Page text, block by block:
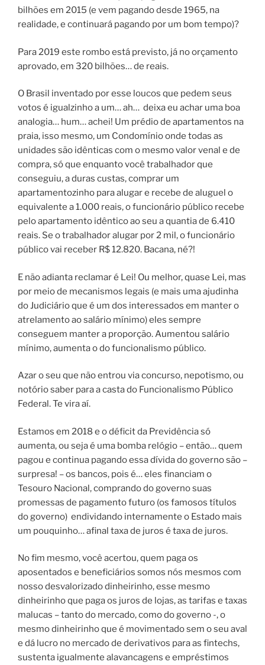
bilhões em 2015 (e vem pagando desde 1965, na
realidade, e continuará pagando por um bom tempo)?
Para 2019 este rombo está previsto, já no orçamento
aprovado, em 320 bilhões… de reais.
O Brasil inventado por esse loucos que pedem seus
votos é igualzinho a um… ah… deixa eu achar uma boa
analogia… hum… achei! Um prédio de apartamentos na
praia, isso mesmo, um Condomínio onde todas as
unidades são idênticas com o mesmo valor venal e de
compra, só que enquanto você trabalhador que
conseguiu, a duras custas, comprar um
apartamentozinho para alugar e recebe de aluguel o
equivalente a 1.000 reais, o funcionário público recebe
pelo apartamento idêntico ao seu a quantia de 6.410
reais. Se o trabalhador alugar por 2 mil, o funcionário
público vai receber R$ 12.820. Bacana, né?!
E não adianta reclamar é Lei! Ou melhor, quase Lei, mas
por meio de mecanismos legais (e mais uma ajudinha
do Judiciário que é um dos interessados em manter o
atrelamento ao salário mínimo) eles sempre
conseguem manter a proporção. Aumentou salário
mínimo, aumenta o do funcionalismo público.
Azar o seu que não entrou via concurso, nepotismo, ou
notório saber para a casta do Funcionalismo Público
Federal. Te vira aí.
Estamos em 2018 e o déficit da Previdência só
aumenta, ou seja é uma bomba relógio – então… quem
pagou e continua pagando essa dívida do governo são –
surpresa! – os bancos, pois é… eles financiam o
Tesouro Nacional, comprando do governo suas
promessas de pagamento futuro (os famosos títulos
do governo) endividando internamente o Estado mais
um pouquinho… afinal taxa de juros é taxa de juros.
No fim mesmo, você acertou, quem paga os
aposentados e beneficiários somos nós mesmos com
nosso desvalorizado dinheirinho, esse mesmo
dinheirinho que paga os juros de lojas, as tarifas e taxas
malucas – tanto do mercado, como do governo -, o
mesmo dinheirinho que é movimentado sem o seu aval
e dá lucro no mercado de derivativos para as fintechs,
sustenta igualmente alavancagens e empréstimos